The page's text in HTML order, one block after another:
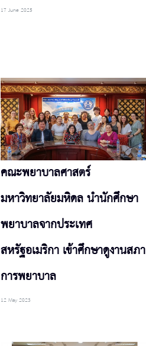
17 June 2025
คณะพยาบาลศาสตร์
มหาวิทยาลัยมหิดล นำนักศึกษา
พยาบาลจากประเทศ
สหรัฐอเมริกา เข้าศึกษาดูงานสภา
การพยาบาล
12 May 2023